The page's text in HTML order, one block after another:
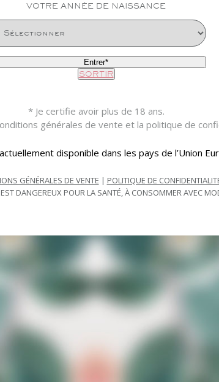
VOTRE ANNÉE DE NAISSANCE
Entrer*
SORTIR
* Je certifie avoir plus de 18 ans.
générales de vente et la politique de
disponible dans les pays de l’Union
GÉNÉRALES DE VENTE | POLITIQUE DE
EST DANGEREUX POUR LA SANTÉ, À CONSOMMER AVEC
du site Roseblood par quelque moyen que
et logos figurant sur le site Roseblood
les dispositions du Code de la propriété
impossibilité temporaire d’accès au site
L’internaute s’engage à ne pas